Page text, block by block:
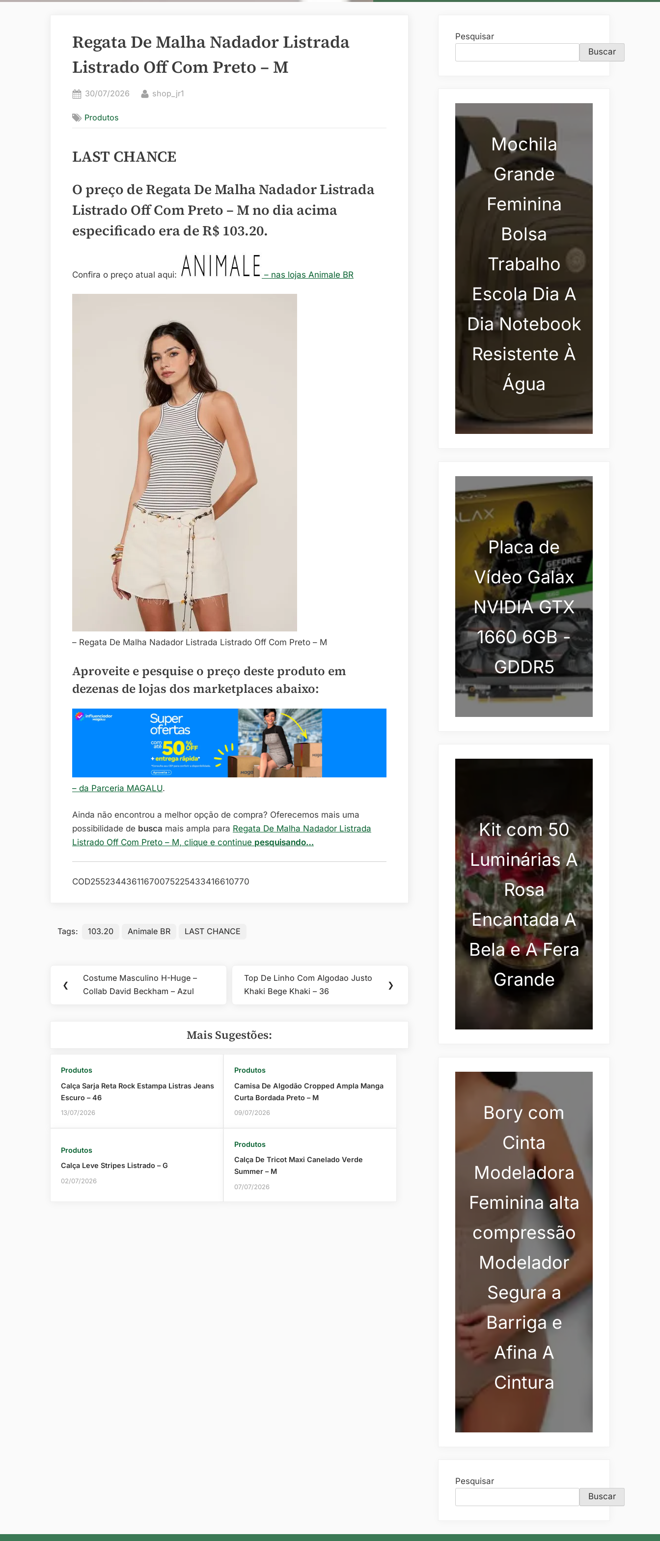
Regata De Malha Nadador Listrada
Listrado Off Com Preto – M
Posted
30/07/2026 By
shop_jr1
Produtos
LAST CHANCE
O preço de Regata De Malha Nadador Listrada
Listrado Off Com Preto – M no dia acima
especificado era de R$ 103.20.
Confira o preço atual aqui: – nas lojas Animale BR
– Regata De Malha Nadador Listrada Listrado Off Com Preto – M
Aproveite e pesquise o preço deste produto em
dezenas de lojas dos marketplaces abaixo:
– da Parceria MAGALU.
Ainda não encontrou a melhor opção de compra? Oferecemos mais uma
possibilidade de busca mais ampla para Regata De Malha Nadador Listrada
Listrado Off Com Preto – M, clique e continue pesquisando…
COD25523443611670075225433416610770
Tags: 103.20 Animale BR LAST CHANCE
Navegação
de
❮
Previous
Post:
Costume Masculino H-Huge –
Collab David Beckham – Azul
Next
Post:
Top De Linho Com Algodao Justo
Khaki Bege Khaki – 36
❯
Mais Sugestões:
Produtos
Calça Sarja Reta Rock Estampa Listras Jeans
Escuro – 46
13/07/2026
Produtos
Camisa De Algodão Cropped Ampla Manga
Curta Bordada Preto – M
09/07/2026
Produtos
Calça Leve Stripes Listrado – G
02/07/2026
Produtos
Calça De Tricot Maxi Canelado Verde
Summer – M
07/07/2026
Pesquisar
Buscar
Mochila
Grande
Feminina
Bolsa
Trabalho
Escola Dia A
Dia Notebook
Resistente À
Água
Placa de
Vídeo Galax
NVIDIA GTX
1660 6GB -
GDDR5
Kit com 50
Luminárias A
Rosa
Encantada A
Bela e A Fera
Grande
Bory com
Cinta
Modeladora
Feminina alta
compressão
Modelador
Segura a
Barriga e
Afina A
Cintura
Pesquisar
Buscar